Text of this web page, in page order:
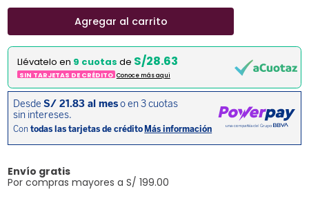
Agregar al carrito
Llévatelo en 9 cuotas de S/28.63
SIN TARJETAS DE CRÉDITO Conoce más aqui
Envío gratis
Por compras mayores a S/ 199.00